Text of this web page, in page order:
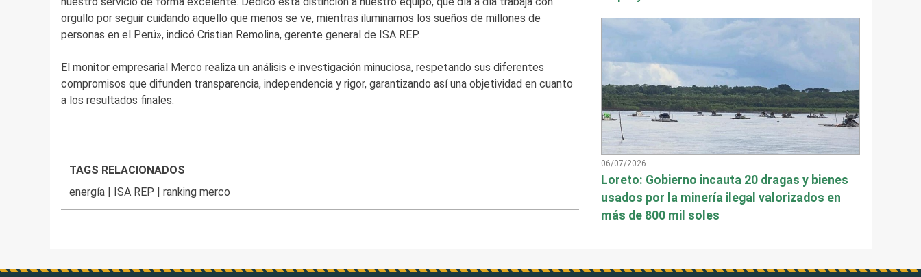
orgullo por seguir cuidando aquello que menos se ve, mientras iluminamos los sueños de millones de
personas en el Perú», indicó Cristian Remolina, gerente general de ISA REP.
El monitor empresarial Merco realiza un análisis e investigación minuciosa, respetando sus diferentes
compromisos que difunden transparencia, independencia y rigor, garantizando así una objetividad en cuanto
a los resultados finales.
TAGS RELACIONADOS
energía | ISA REP |ranking merco
06/07/2026
Loreto: Gobierno incauta 20 dragas y bienes
usados por la minería ilegal valorizados en
más de 800 mil soles